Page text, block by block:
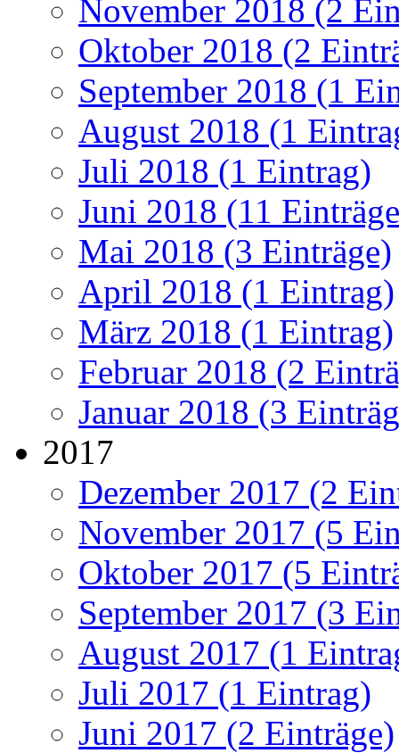
November 2018 (2
Oktober 2018 (2
September 2018 (1
August 2018 (1
Juli 2018 (1 Eintrag)
Juni 2018 (11
Mai 2018 (3 Einträge)
April 2018 (1 Eintrag)
März 2018 (1 Eintrag)
Februar 2018 (2
Januar 2018 (3
2017
Dezember 2017 (2
November 2017 (5
Oktober 2017 (5
September 2017 (3
August 2017 (1
Juli 2017 (1 Eintrag)
Juni 2017 (2 Einträge)